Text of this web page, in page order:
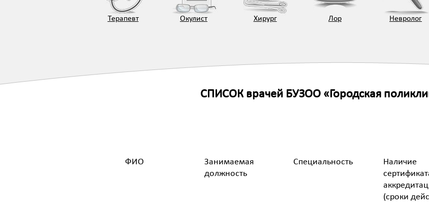
Терапевт Окулист Хирург Лор Невролог
СПИСОК врачей БУЗОО «Городская
ФИО
Занимаемая
должность
Специальность
Наличие
(сроки